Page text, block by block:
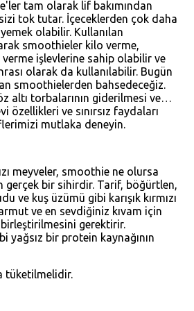
tam olarak lif bakımından
tok tutar. İçeceklerden çok daha
olabilir. Kullanılan
smoothieler kilo verme,
verme işlevlerine sahip olabilir ve
olarak da kullanılabilir. Bugün
smoothielerden bahsedeceğiz.
altı torbalarının giderilmesi ve…
özellikleri ve sınırsız faydaları
mutlaka deneyin.
meyveler, smoothie ne olursa
gerçek bir sihirdir. Tarif, böğürtlen,
ve kuş üzümü gibi karışık kırmızı
ve en sevdiğiniz kıvam için
gerektirir.
yağsız bir protein kaynağının
tüketilmelidir.